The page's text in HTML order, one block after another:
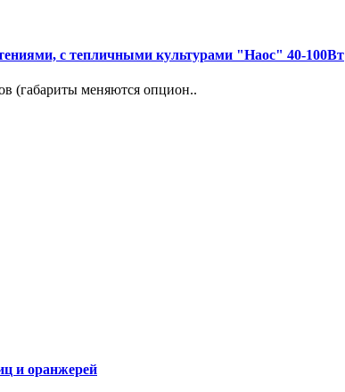
с тепличными культурами "Наос" 40-100Вт
(габариты меняются опцион..
и оранжерей